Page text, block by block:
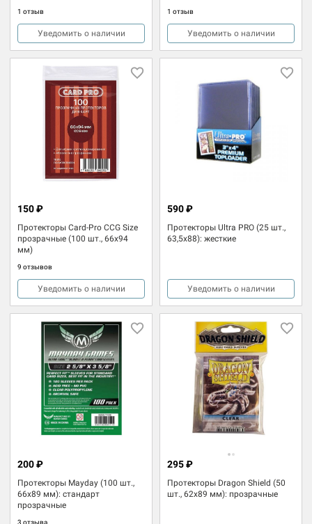
1 отзыв
Уведомить о наличии
1 отзыв
Уведомить о наличии
Протекторы Card-Pro CCG Size
прозрачные (100 шт., 66x94
мм)
9 отзывов
150 ₽
Уведомить о наличии
Протекторы Ultra PRO (25 шт.,
63,5х88): жесткие
590 ₽
Уведомить о наличии
Протекторы Mayday (100 шт.,
66x89 мм): стандарт
прозрачные
3 отзыва
200 ₽
Протекторы Dragon Shield (50
шт., 62x89 мм): прозрачные
295 ₽